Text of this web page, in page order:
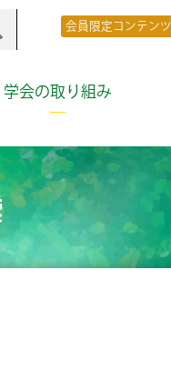
会員限定コンテンツ
学会の取り組み